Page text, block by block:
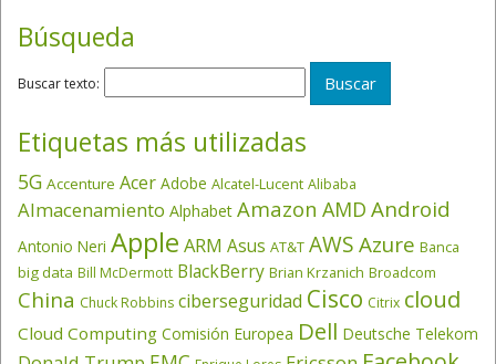
Búsqueda
Buscar texto:
Etiquetas más utilizadas
5G Accenture Acer Adobe Alcatel-Lucent Alibaba
Almacenamiento Alphabet Amazon AMD Android
Antonio Neri Apple ARM Asus AT&T AWSAzure Banca
big data Bill McDermott BlackBerry Brian Krzanich Broadcom
China Chuck Robbins ciberseguridad Cisco Citrix cloud
Cloud Computing Comisión Europea Dell Deutsche Telekom